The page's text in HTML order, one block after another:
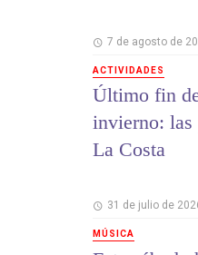
7 de agosto de
ACTIVIDADES
Último fin
invierno: las
La Costa
31 de julio de
MÚSICA